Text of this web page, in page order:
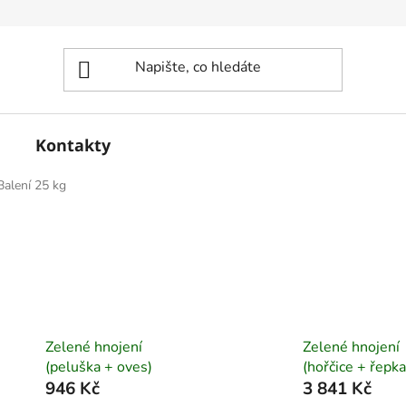
Kontakty
25 kg
Zelené hnojení
(peluška + oves)
946 Kč
Zelené hnojení
(hořčice +
3 841 Kč